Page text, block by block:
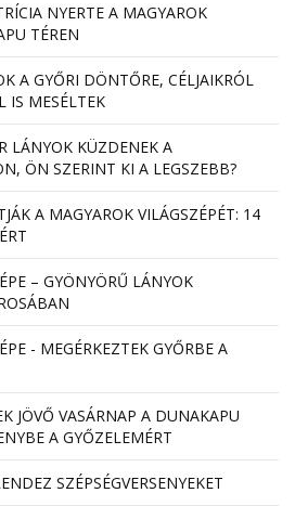
NYERTE A MAGYAROK
TÉREN
A GYŐRI DÖNTŐRE, CÉLJAIKRÓL
IS MESÉLTEK
LÁNYOK KÜZDENEK A
ÖN SZERINT KI A LEGSZEBB?
A MAGYAROK VILÁGSZÉPÉT: 14
– GYÖNYÖRŰ LÁNYOK
- MEGÉRKEZTEK GYŐRBE A
JÖVŐ VASÁRNAP A DUNAKAPU
A GYŐZELEMÉRT
SZÉPSÉGVERSENYEKET